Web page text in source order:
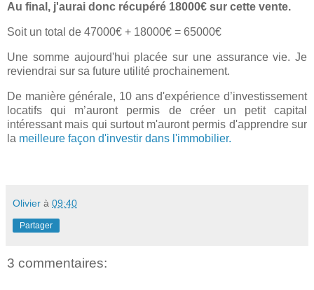
Au final, j'aurai donc récupéré 18000€ sur cette vente.
Soit un total de 47000€ + 18000€ = 65000€
Une somme aujourd'hui placée sur une assurance vie. Je
reviendrai sur sa future utilité prochainement.
De manière générale, 10 ans d'expérience d’investissement
locatifs qui m’auront permis de créer un petit capital
intéressant mais qui surtout m'auront permis d'apprendre sur
la meilleure façon d'investir dans l'immobilier.
Olivier à 09:40
Partager
3 commentaires: